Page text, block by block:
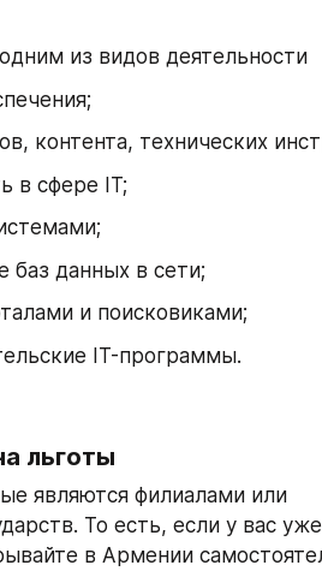
из видов деятельности
контента, технических
в сфере IT;
баз данных в сети;
и поисковиками;
IT-программы.
льготы
являются филиалами или
То есть, если у вас
в Армении